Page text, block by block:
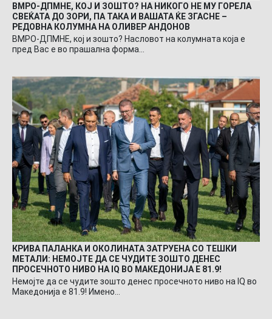
ВМРО-ДПМНЕ, КОЈ И ЗОШТО? НА НИКОГО НЕ МУ ГОРЕЛА
СВЕЌАТА ДО ЗОРИ, ПА ТАКА И ВАШАТА ЌЕ ЗГАСНЕ –
РЕДОВНА КОЛУМНА НА ОЛИВЕР АНДОНОВ
ВМРО-ДПМНЕ, кој и зошто? Насловот на колумната која е
пред Вас е во прашална форма…
КРИВА ПАЛАНКА И ОКОЛИНАТА ЗАТРУЕНА СО ТЕШКИ
МЕТАЛИ: НЕМОЈТЕ ДА СЕ ЧУДИТЕ ЗОШТО ДЕНЕС
ПРОСЕЧНОТО НИВО НА IQ ВО МАКЕДОНИЈА Е 81.9!
Немојте да се чудите зошто денес просечното ниво на IQ во
Македонија е 81.9! Имено…